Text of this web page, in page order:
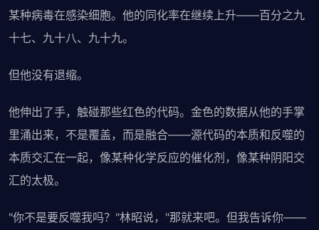
某种病毒在感染细胞。他的同化率在继续上升——百分之九
十七、九十八、九十九。
但他没有退缩。
他伸出了手，触碰那些红色的代码。金色的数据从他的手掌
里涌出来，不是覆盖，而是融合——源代码的本质和反噬的
本质交汇在一起，像某种化学反应的催化剂，像某种阴阳交
汇的太极。
"你不是要反噬我吗？"林昭说，"那就来吧。但我告诉你——